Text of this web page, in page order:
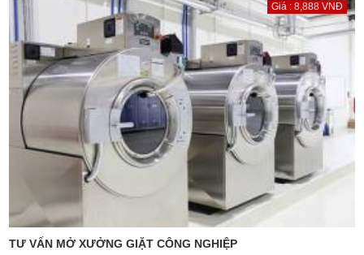
Giá : 8,888 VNĐ
TƯ VẤN MỞ XƯỞNG GIẶT CÔNG NGHIỆP